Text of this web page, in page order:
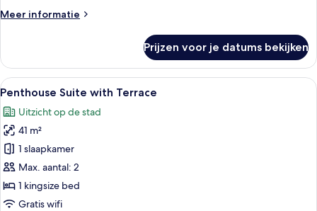
eenpersoonsbedden
Meer informatie
Meer
kamer,
twee-
2
eenpersoonsbedden
Prijzen voor je datums bekijken
Alle
foto's
voor
Penthouse
Suite
with
Terrace
laden
Een moderne slaapkamer met een
10
Penthouse Suite with Terrace
Uitzicht op de stad
41 m²
1 slaapkamer
Max. aantal: 2
1 kingsize bed
Gratis wifi